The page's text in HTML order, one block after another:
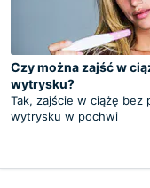
Czy można zajść w
wytrysku?
Tak, zajście w ciążę bez
wytrysku w pochwi